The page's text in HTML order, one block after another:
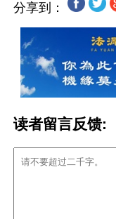
分享到：
读者留言反馈: